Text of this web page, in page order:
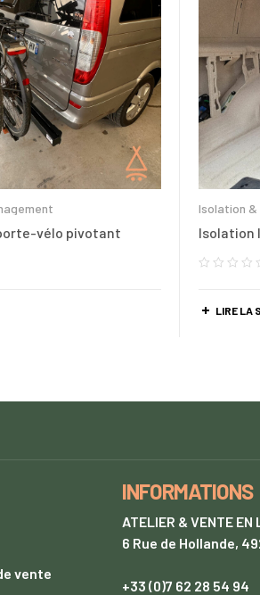
vélo pivotant
Isolation &
Isolation
LIRE LA
vente
INFORMATIONS
ATELIER & VENTE EN
6 Rue de Hollande,
+33 (0)7 62 28 54 94